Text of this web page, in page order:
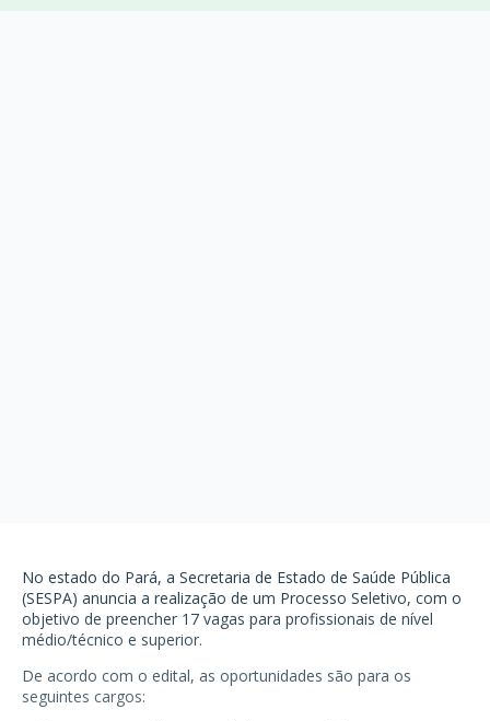
No estado do Pará, a Secretaria de Estado de Saúde Pública
(SESPA) anuncia a realização de um Processo Seletivo, com o
objetivo de preencher 17 vagas para profissionais de nível
médio/técnico e superior.
De acordo com o edital, as oportunidades são para os
seguintes cargos: